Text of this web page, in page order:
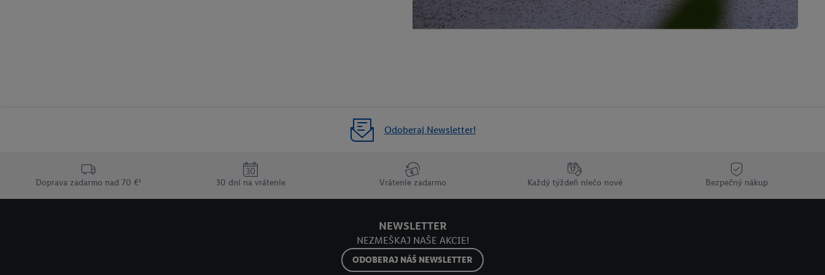
Odoberaj Newsletter!
Doprava zadarmo nad 70 €¹ 30 dní na vrátenie Vrátenie zadarmo Každý týždeň niečo nové Bezpečný nákup
NEWSLETTER
NEZMEŠKAJ NAŠE AKCIE!
ODOBERAJ NÁŠ NEWSLETTER